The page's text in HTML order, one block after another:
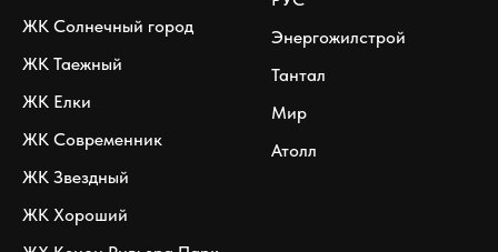
ЖК Солнечный город
ЖК Таежный
ЖК Елки
ЖК Современник
ЖК Звездный
ЖК Хороший
Энергожилстрой
Тантал
Мир
Атолл